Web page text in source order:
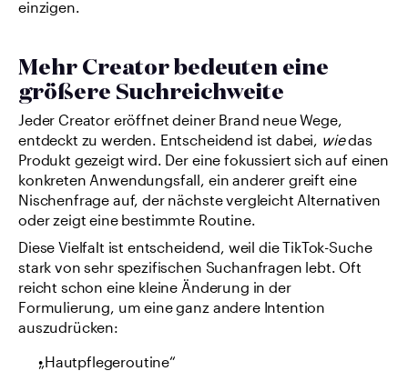
einzigen.
Mehr Creator bedeuten eine
größere Suchreichweite
Jeder Creator eröffnet deiner Brand neue Wege,
entdeckt zu werden. Entscheidend ist dabei, wie das
Produkt gezeigt wird. Der eine fokussiert sich auf einen
konkreten Anwendungsfall, ein anderer greift eine
Nischenfrage auf, der nächste vergleicht Alternativen
oder zeigt eine bestimmte Routine.
Diese Vielfalt ist entscheidend, weil die TikTok-Suche
stark von sehr spezifischen Suchanfragen lebt. Oft
reicht schon eine kleine Änderung in der
Formulierung, um eine ganz andere Intention
auszudrücken:
„Hautpflegeroutine“